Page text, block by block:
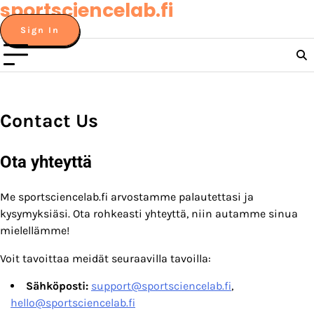
Skip
to
content
sportsciencelab.fi
Sign In
Contact Us
Ota yhteyttä
Me sportsciencelab.fi arvostamme palautettasi ja
kysymyksiäsi. Ota rohkeasti yhteyttä, niin autamme sinua
mielellämme!
Voit tavoittaa meidät seuraavilla tavoilla:
Sähköposti: support@sportsciencelab.fi,
hello@sportsciencelab.fi